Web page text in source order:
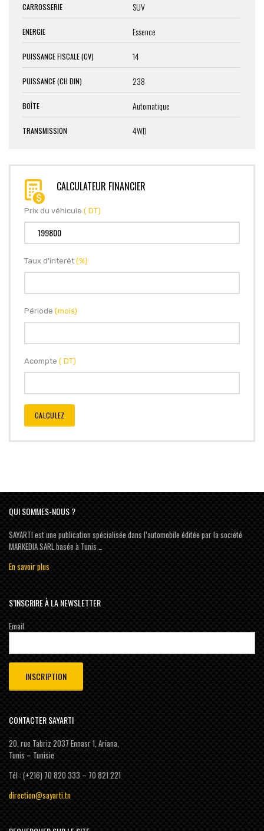
CARROSSERIE SUV
ENERGIE Essence
PUISSANCE FISCALE (CV) 14
PUISSANCE (CH DIN) 238
BOÎTE Automatique
TRANSMISSION 4WD
CALCULATEUR FINANCIER
Prix du véhicule ( DT)
Taux d'interêt (%)
Période (mois)
Acompte ( DT)
CALCULEZ
QUI SOMMES-NOUS ?
SAYARTI est une publication spécialisée dans l’automobile éditée par la société
MARKEDIA SARL basée à Tunis …
En savoir plus
S’INSCRIRE À LA NEWSLETTER
Email
CONTACTER SAYARTI
20, rue Tabriz 2037 Ennasr 1, Ariana,
Tunis – Tunisie
Tél : (+216) 70 820 333 – 70 821 221
direction@sayarti.tn